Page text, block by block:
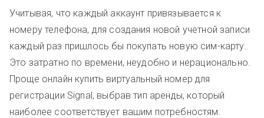
Учитывая, что каждый аккаунт привязывается к
номеру телефона, для создания новой учетной записи
каждый раз пришлось бы покупать новую сим-карту.
Это затратно по времени, неудобно и нерационально.
Проще онлайн купить виртуальный номер для
регистрации Signal, выбрав тип аренды, который
наиболее соответствует вашим потребностям.